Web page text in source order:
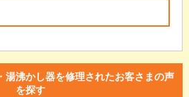
湯沸かし器を修理されたお客さまの声
を探す